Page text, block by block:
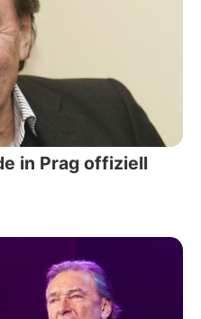
in Prag offiziell